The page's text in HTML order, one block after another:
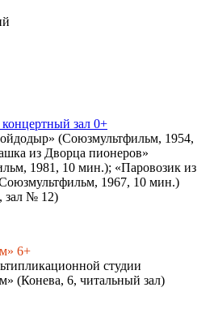
зал 0+
(Союзмультфильм, 1954,
из Дворца пионеров»
1981, 10 мин.); «Паровозик из
1967, 10 мин.)
зал № 12)
6+
студии
(Конева, 6, читальный зал)